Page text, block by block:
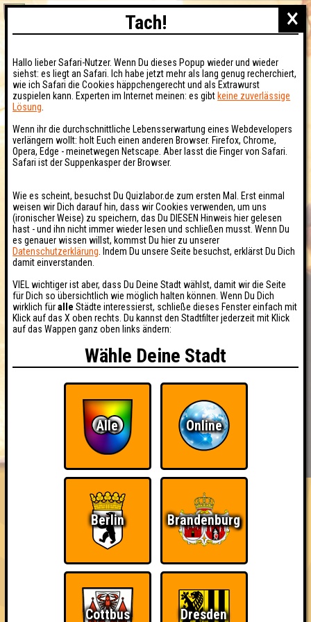
HIGHSCORE RESERVIERUNG
FAQ ÜBER UNS
Seitenquiz Leipzig #57
"Die nackte Wahrheit!" · 23.11.2017 · Spizz | Markt 9
Punkte Angemeldete Teams
×
Tach!
Hallo lieber Safari-Nutzer. Wenn Du dieses Popup wieder und wieder
siehst: es liegt an Safari. Ich habe jetzt mehr als lang genug recherchiert,
wie ich Safari die Cookies häppchengerecht und als Extrawurst
zuspielen kann. Experten im Internet meinen: es gibt keine zuverlässige
Lösung
Wenn ihr die durchschnittliche Lebensserwartung eines Webdevelopers
verlängern wollt: holt Euch einen anderen Browser. Firefox, Chrome,
Opera, Edge - meinetwegen Netscape. Aber lasst die Finger von Safari.
Safari ist der Suppenkasper der Browser.
Wie es scheint, besuchst Du Quizlabor.de zum ersten Mal. Erst einmal
weisen wir Dich darauf hin, dass wir Cookies verwenden, um uns
(ironischer Weise) zu speichern, das Du DIESEN Hinweis hier gelesen
hast - und ihn nicht immer wieder lesen und schließen musst. Wenn Du
es genauer wissen willst, kommst Du hier zu unserer
Datenschutzerklärung . Indem Du unsere Seite besuchst, erklärst Du Dich
damit einverstanden.
VIEL wichtiger ist aber, dass Du Deine Stadt wählst, damit wir die Seite
für Dich so übersichtlich wie möglich halten können. Wenn Du Dich
wirklich füralle Städte interessierst, schließe dieses Fenster einfach mit
Klick auf das X oben rechts. Du kannst den Stadtfilter jederzeit mit Klick
auf das Wappen ganz oben links ändern:
Wähle Deine Stadt
Alle Online
Berlin Brandenburg
Cottbus Dresden